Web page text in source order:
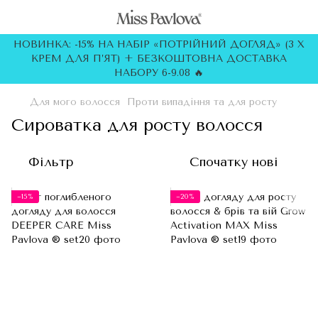
НОВИНКА: -15% НА НАБІР «ПОТРІЙНИЙ ДОГЛЯД» (3 Х
КРЕМ ДЛЯ П’ЯТ) + БЕЗКОШТОВНА ДОСТАВКА
НАБОРУ 6-9.08 🔥
Для мого волосся Проти випадіння та для росту
Сироватка для росту волосся
Фільтр Спочатку нові
−15% −20%